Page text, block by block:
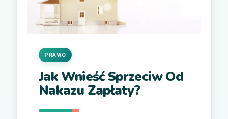
Jak Wnieść Sprzeciw Od
Nakazu Zapłaty?
PRAWO